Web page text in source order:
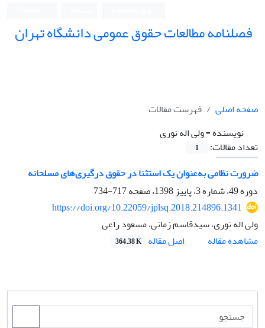
فصلنامه مطالعات حقوق عمومی دانشگاه تهران
صفحه اصلی
فهرست مقالات
نویسنده =ولی اله نوری
تعداد مقالات:
1
ضرورت نظامی به‌عنوان یک استثنا در حقوق درگیری‌های مسلحانه
دوره 49، شماره 3، پاییز 1398، صفحه
717-734
https://doi.org/10.22059/jplsq.2018.214896.1341
ولی اله نوری، سیدقاسم زمانی، مسعود راعی
مشاهده مقاله
اصل مقاله 364.38 K